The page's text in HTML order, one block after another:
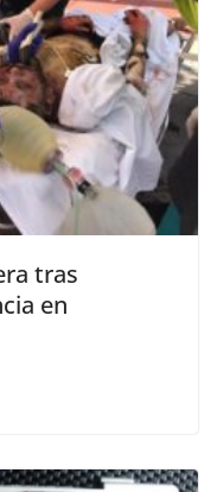
tras
en